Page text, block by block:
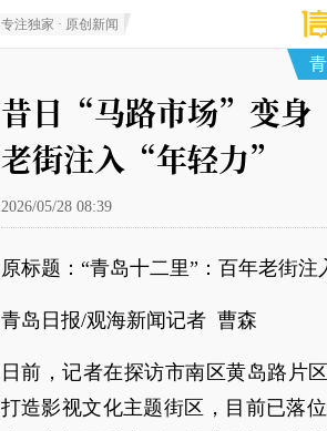
专注独家 · 原创新闻
昔日“马路市场”变身
老街注入“年轻力”
2026/05/28 08:39
原标题：“青岛十二里”：百年老街注
青岛日报/观海新闻记者 曹森
日前，记者在探访市南区黄岛路片
打造影视文化主题街区，目前已落